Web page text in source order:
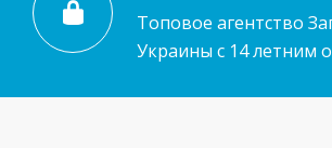
Топовое агентство
Украины с 14 летним